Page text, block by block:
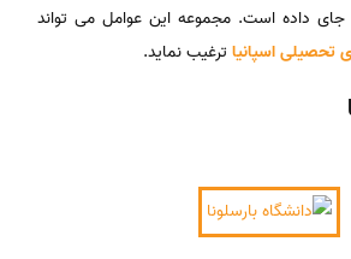
جای داده است. مجموعه این عوامل می تواند
تحصیلی اسپانیا ترغیب نماید.